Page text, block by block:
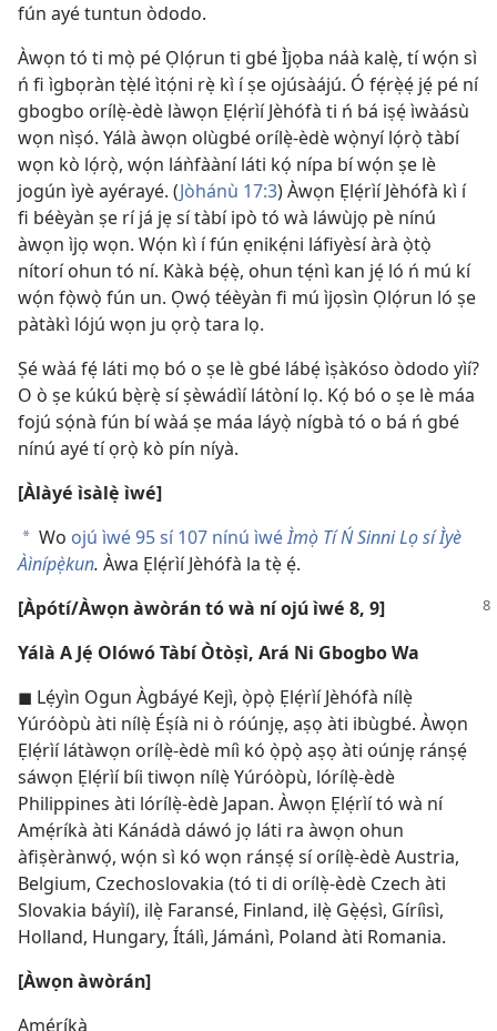
fún ayé tuntun òdodo.
Àwọn tó ti mọ̀ pé Ọlọ́run ti gbé Ìjọba náà kalẹ̀, tí wọ́n sì
ń fi ìgbọràn tẹ̀lé ìtọ́ni rẹ̀ kì í ṣe ojúsàájú. Ó fẹ́rẹ̀ẹ́ jẹ́ pé ní
gbogbo orílẹ̀-èdè làwọn Ẹlẹ́rìí Jèhófà ti ń bá iṣẹ́ ìwàásù
wọn nìṣó. Yálà àwọn olùgbé orílẹ̀-èdè wọ̀nyí lọ́rọ̀ tàbí
wọn kò lọ́rọ̀, wọ́n láǹfààní láti kọ́ nípa bí wọ́n ṣe lè
jogún ìyè ayérayé. (Jòhánù 17:3) Àwọn Ẹlẹ́rìí Jèhófà kì í
fi béèyàn ṣe rí já jẹ sí tàbí ipò tó wà láwùjọ pè nínú
àwọn ìjọ wọn. Wọ́n kì í fún ẹnikẹ́ni láfiyèsí àrà ọ̀tọ̀
nítorí ohun tó ní. Kàkà bẹ́ẹ̀, ohun tẹ́nì kan jẹ́ ló ń mú kí
wọ́n fọ̀wọ̀ fún un. Ọwọ́ téèyàn fi mú ìjọsìn Ọlọ́run ló ṣe
pàtàkì lójú wọn ju ọrọ̀ tara lọ.
Ṣé wàá fẹ́ láti mọ bó o ṣe lè gbé lábẹ́ ìṣàkóso òdodo yìí?
O ò ṣe kúkú bẹ̀rẹ̀ sí ṣèwádìí látòní lọ. Kọ́ bó o ṣe lè máa
fojú sọ́nà fún bí wàá ṣe máa láyọ̀ nígbà tó o bá ń gbé
nínú ayé tí ọrọ̀ kò pín níyà.
[Àlàyé ìsàlẹ̀ ìwé]
a Wo ojú ìwé 95 sí 107 nínú ìwéÌmọ̀ Tí Ń Sinni Lọ sí Ìyè
Àìnípẹ̀kun. Àwa Ẹlẹ́rìí Jèhófà la tẹ̀ ẹ́.
[Àpótí/Àwọn àwòrán tó wà ní ojú ìwé 8, 9]
Yálà A Jẹ́ Olówó Tàbí Òtòṣì, Ará Ni Gbogbo Wa
◼ Lẹ́yìn Ogun Àgbáyé Kejì, ọ̀pọ̀ Ẹlẹ́rìí Jèhófà nílẹ̀
Yúróòpù àti nílẹ̀ Éṣíà ni ò róúnjẹ, aṣọ àti ibùgbé. Àwọn
Ẹlẹ́rìí látàwọn orílẹ̀-èdè míì kó ọ̀pọ̀ aṣọ àti oúnjẹ ránṣẹ́
sáwọn Ẹlẹ́rìí bíi tiwọn nílẹ̀ Yúróòpù, lórílẹ̀-èdè
Philippines àti lórílẹ̀-èdè Japan. Àwọn Ẹlẹ́rìí tó wà ní
Amẹ́ríkà àti Kánádà dáwó jọ láti ra àwọn ohun
àfiṣèrànwọ́, wọ́n sì kó wọn ránṣẹ́ sí orílẹ̀-èdè Austria,
Belgium, Czechoslovakia (tó ti di orílẹ̀-èdè Czech àti
Slovakia báyìí), ilẹ̀ Faransé, Finland, ilẹ̀ Gẹ̀ẹ́sì, Gíríìsì,
Holland, Hungary, Ítálì, Jámánì, Poland àti Romania.
[Àwọn àwòrán]
Amẹ́ríkà